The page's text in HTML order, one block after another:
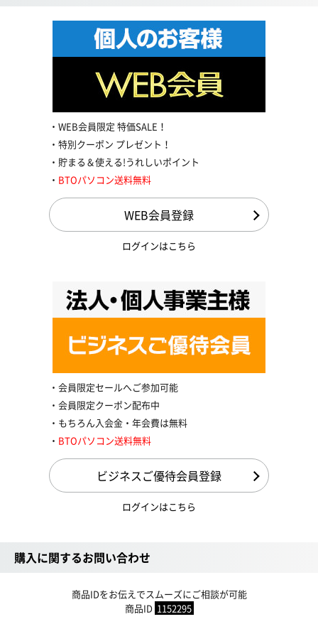
WEB会員限定 特価SALE！
特別クーポン プレゼント！
貯まる＆使える!うれしいポイント
BTOパソコン送料無料
WEB会員登録
ログインはこちら
会員限定セールへご参加可能
会員限定クーポン配布中
もちろん入会金・年会費は無料
BTOパソコン送料無料
ビジネスご優待会員登録
ログインはこちら
購入に関するお問い合わせ
商品IDをお伝えでスムーズにご相談が可能
商品ID 1152295